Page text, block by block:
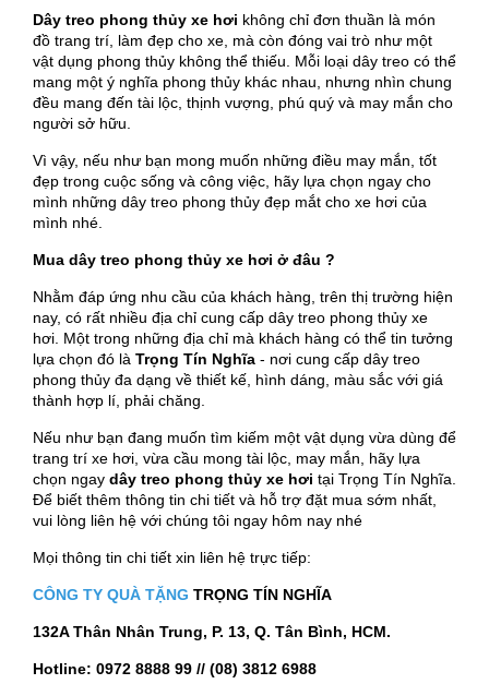
Dây treo phong thủy xe hơi không chỉ đơn thuần là món
đồ trang trí, làm đẹp cho xe, mà còn đóng vai trò như một
vật dụng phong thủy không thể thiếu. Mỗi loại dây treo có thể
mang một ý nghĩa phong thủy khác nhau, nhưng nhìn chung
đều mang đến tài lộc, thịnh vượng, phú quý và may mắn cho
người sở hữu.
Vì vậy, nếu như bạn mong muốn những điều may mắn, tốt
đẹp trong cuộc sống và công việc, hãy lựa chọn ngay cho
mình những dây treo phong thủy đẹp mắt cho xe hơi của
mình nhé.
Mua dây treo phong thủy xe hơi ở đâu ?
Nhằm đáp ứng nhu cầu của khách hàng, trên thị trường hiện
nay, có rất nhiều địa chỉ cung cấp dây treo phong thủy xe
hơi. Một trong những địa chỉ mà khách hàng có thể tin tưởng
lựa chọn đó là Trọng Tín Nghĩa - nơi cung cấp dây treo
phong thủy đa dạng về thiết kế, hình dáng, màu sắc với giá
thành hợp lí, phải chăng.
Nếu như bạn đang muốn tìm kiếm một vật dụng vừa dùng để
trang trí xe hơi, vừa cầu mong tài lộc, may mắn, hãy lựa
chọn ngay dây treo phong thủy xe hơi tại Trọng Tín Nghĩa.
Để biết thêm thông tin chi tiết và hỗ trợ đặt mua sớm nhất,
vui lòng liên hệ với chúng tôi ngay hôm nay nhé
Mọi thông tin chi tiết xin liên hệ trực tiếp:
CÔNG TY QUÀ TẶNG TRỌNG TÍN NGHĨA
132A Thân Nhân Trung, P. 13, Q. Tân Bình, HCM.
Hotline: 0972 8888 99 // (08) 3812 6988